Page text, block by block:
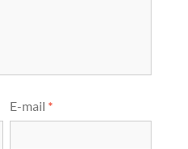
E-mail *